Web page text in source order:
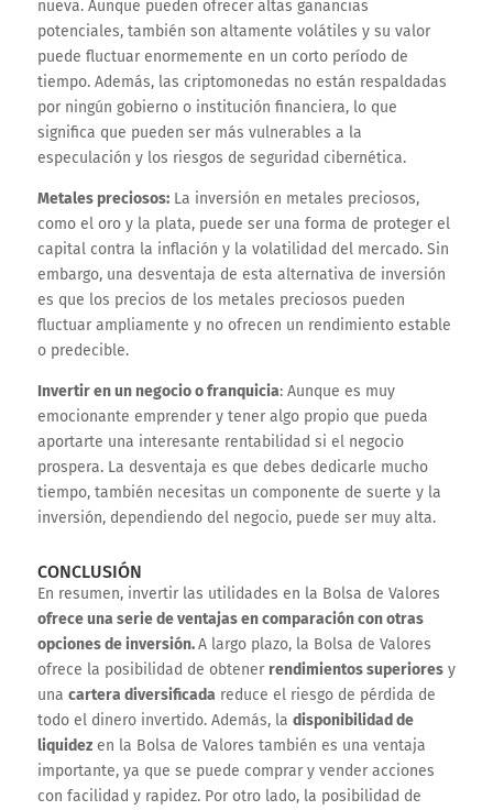
nueva. Aunque pueden ofrecer altas ganancias
potenciales, también son altamente volátiles y su valor
puede fluctuar enormemente en un corto período de
tiempo. Además, las criptomonedas no están respaldadas
por ningún gobierno o institución financiera, lo que
significa que pueden ser más vulnerables a la
especulación y los riesgos de seguridad cibernética.
Metales preciosos:La inversión en metales preciosos,
como el oro y la plata, puede ser una forma de proteger el
capital contra la inflación y la volatilidad del mercado. Sin
embargo, una desventaja de esta alternativa de inversión
es que los precios de los metales preciosos pueden
fluctuar ampliamente y no ofrecen un rendimiento estable
o predecible.
Invertir en un negocio o franquicia: Aunque es muy
emocionante emprender y tener algo propio que pueda
aportarte una interesante rentabilidad si el negocio
prospera. La desventaja es que debes dedicarle mucho
tiempo, también necesitas un componente de suerte y la
inversión, dependiendo del negocio, puede ser muy alta.
CONCLUSIÓN
En resumen, invertir las utilidades en la Bolsa de Valores
ofrece una serie de ventajas en comparación con otras
opciones de inversión.A largo plazo, la Bolsa de Valores
ofrece la posibilidad de obtener rendimientos superioresy
una cartera diversificada reduce el riesgo de pérdida de
todo el dinero invertido. Además, la disponibilidad de
liquidezen la Bolsa de Valores también es una ventaja
importante, ya que se puede comprar y vender acciones
con facilidad y rapidez. Por otro lado, la posibilidad de